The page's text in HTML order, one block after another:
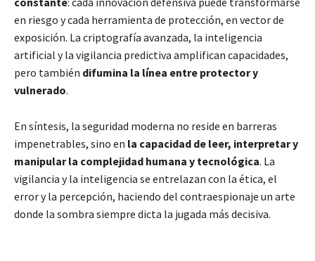
en riesgo y cada herramienta de protección, en vector de
exposición. La criptografía avanzada, la inteligencia
artificial y la vigilancia predictiva amplifican capacidades,
pero también difumina la línea entre protector y
vulnerado.
En síntesis, la seguridad moderna no reside en barreras
impenetrables, sino en la capacidad de leer, interpretar y
manipular la complejidad humana y tecnológica. La
vigilancia y la inteligencia se entrelazan con la ética, el
error y la percepción, haciendo del contraespionaje un arte
donde la sombra siempre dicta la jugada más decisiva.